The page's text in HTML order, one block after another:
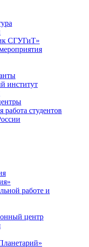
СГУГиТ»
институт
работа студентов
работе и
центр